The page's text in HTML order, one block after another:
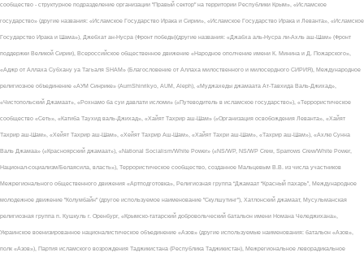
сообщество - структурное подразделение организации "Правый сектор" на территории Республики Крым», «Исламское
государство» (другие названия: «Исламское Государство Ирака и Сирии», «Исламское Государство Ирака и Леванта», «Исламское
Государство Ирака и Шама»), Джебхат ан-Нусра (Фронт победы)(другие названия: «Джабха аль-Нусра ли-Ахль аш-Шам» (Фронт
поддержки Великой Сирии), Всероссийское общественное движение «Народное ополчение имени К. Минина и Д. Пожарского»,
«Аджр от Аллаха Субхану уа Тагьаля SHAM» (Благословение от Аллаха милоственного и милосердного СИРИЯ), Международное
религиозное объединение «АУМ Синрике» (AumShinrikyo, AUM, Aleph), «Муджахеды джамаата Ат-Тавхида Валь-Джихад»,
«Чистопольский Джамаат», «Рохнамо ба суи давлати исломи» («Путеводитель в исламское государство»), «Террористическое
сообщество «Сеть», «Катиба Таухид валь-Джихад», «Хайят Тахрир аш-Шам» («Организация освобождения Леванта», «Хайят
Тахрир аш-Шам», «Хейят Тахрир аш-Шам», «Хейят Тахрир Аш-Шам», «Хайят Тахри аш-Шам», «Тахрир аш-Шам»), «Ахлю Сунна
Валь Джамаа» («Красноярский джамаат»), «National Socialism/White Power» («NS/WP, NS/WP Crew, Sparrows Crew/White Power,
Национал-социализм/Белаясила, власть»), Террористическое сообщество, созданное Мальцевым В.В. из числа участников
Межрегионального общественного движения «Артподготовка», Религиозная группа “Джамаат “Красный пахарь”, Международное
молодежное движение "Колумбайн" (другое используемое наименование "Скулшутинг"), Хатлонский джамаат, Мусульманская
религиозная группа п. Кушкуль г. Оренбург, «Крымско-татарский добровольческий батальон имени Номана Челеджихана»,
Украинское военизированное националистическое объединение «Азов» (другие используемые наименования: батальон «Азов»,
полк «Азов»), Партия исламского возрождения Таджикистана (Республика Таджикистан), Межрегиональное леворадикальное